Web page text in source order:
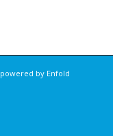
powered by Enfold